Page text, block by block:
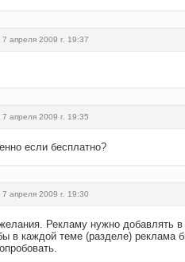
7 апреля 2009 г. 19:37
7 апреля 2009 г. 19:35
если бесплатно?
7 апреля 2009 г. 19:30
Рекламу нужно добавлять
в каждой теме (разделе)